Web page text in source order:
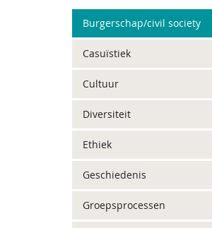
Burgerschap/civil society
Casuïstiek
Cultuur
Diversiteit
Ethiek
Geschiedenis
Groepsprocessen